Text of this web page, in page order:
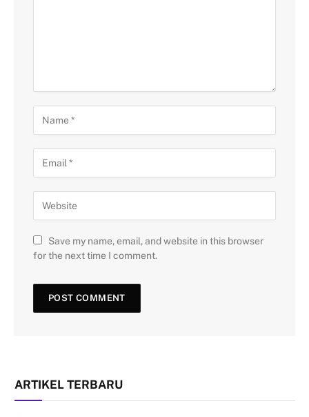
Save my name, email, and website in this browser
for the next time I comment.
ARTIKEL TERBARU